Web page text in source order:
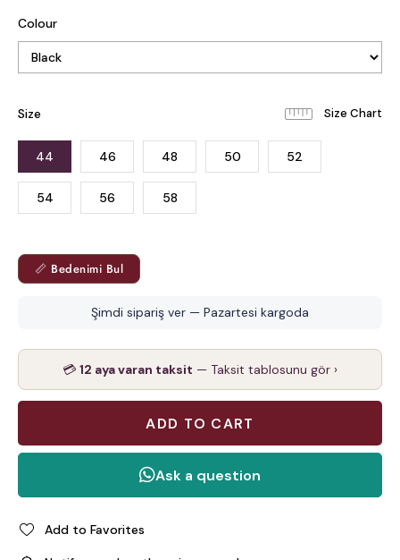
Colour
Size
44 46 48 50 52
54 56 58
📏 Bedenimi Bul
Şimdi sipariş ver — Pazartesi kargoda
💳 12 aya varan taksit — Taksit tablosunu gör ›
Add to Favorites